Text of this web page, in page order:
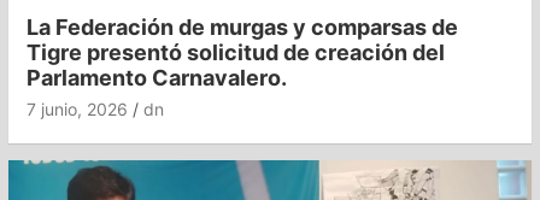
La Federación de murgas y comparsas de
Tigre presentó solicitud de creación del
Parlamento Carnavalero.
7 junio, 2026 dn